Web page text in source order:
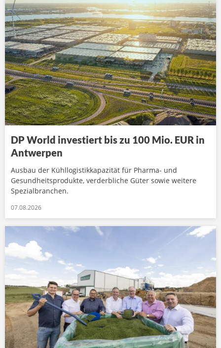
DP World investiert bis zu 100 Mio. EUR in
Antwerpen
Ausbau der Kühllogistikkapazität für Pharma- und
Gesundheitsprodukte, verderbliche Güter sowie weitere
Spezialbranchen.
07.08.2026